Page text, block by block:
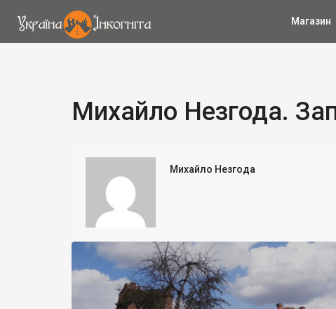
Магазин
Михайло Незгода.
Михайло Незгода